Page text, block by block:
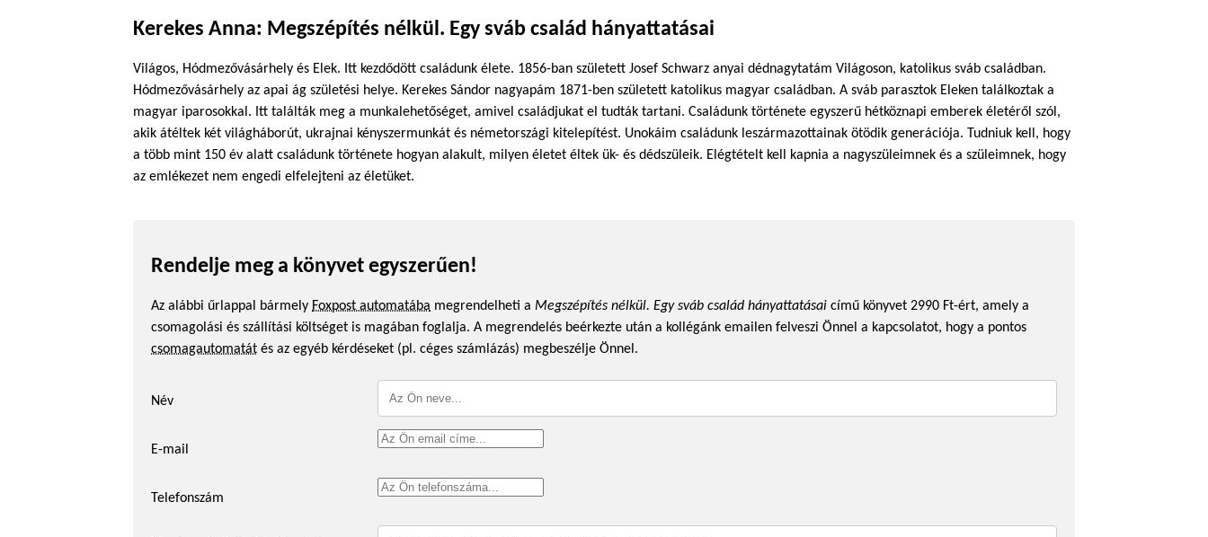
Kerekes Anna: Megszépítés nélkül. Egy sváb család hányattatásai
Világos, Hódmezővásárhely és Elek. Itt kezdődött családunk élete. 1856-ban született Josef Schwarz anyai dédnagytatám Világoson, katolikus sváb családban.
Hódmezővásárhely az apai ág születési helye. Kerekes Sándor nagyapám 1871-ben született katolikus magyar családban. A sváb parasztok Eleken találkoztak a
magyar iparosokkal. Itt találták meg a munkalehetőséget, amivel családjukat el tudták tartani. Családunk története egyszerű hétköznapi emberek életéről szól,
akik átéltek két világháborút, ukrajnai kényszermunkát és németországi kitelepítést. Unokáim családunk leszármazottainak ötödik generációja. Tudniuk kell, hogy
a több mint 150 év alatt családunk története hogyan alakult, milyen életet éltek ük- és dédszüleik. Elégtételt kell kapnia a nagyszüleimnek és a szüleimnek, hogy
az emlékezet nem engedi elfelejteni az életüket.
Rendelje meg a könyvet egyszerűen!
Az alábbi űrlappal bármely Foxpost automatába megrendelheti a Megszépítés nélkül. Egy sváb család hányattatásai című könyvet 2990 Ft-ért, amely a
csomagolási és szállítási költséget is magában foglalja. A megrendelés beérkezte után a kollégánk emailen felveszi Önnel a kapcsolatot, hogy a pontos
csomagautomatát és az egyéb kérdéseket (pl. céges számlázás) megbeszélje Önnel.
Név
E-mail
Telefonszám